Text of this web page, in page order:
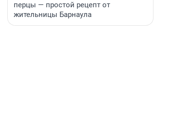
перцы — простой рецепт от
жительницы Барнаула